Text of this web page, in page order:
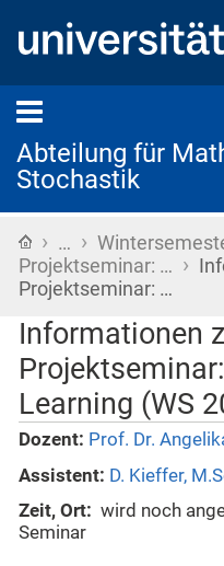
Abteilung für
Stochastik
Startseite
› … ›
Projektseminar: … ›
Projektseminar: …
Informationen
Learning (WS
Dozent: Prof. Dr.
Assistent: D. Kieffer,
Zeit, Ort: wird noch
Seminar